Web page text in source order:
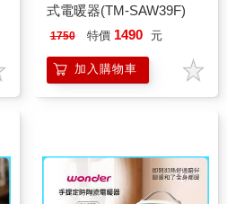
式電暖器(TM-SAW39F)
1750 特價 1490 元
加入購物車